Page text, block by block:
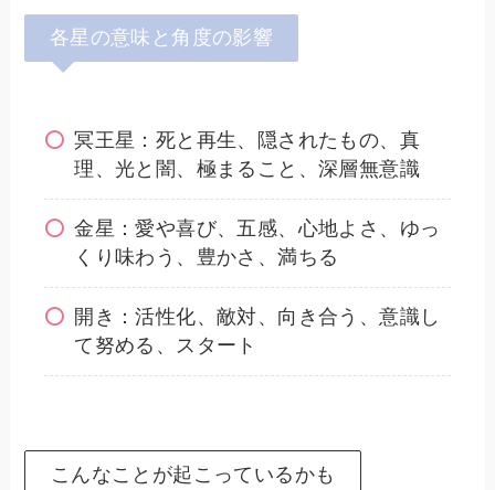
各星の意味と角度の影響
冥王星：死と再生、隠されたもの、真
理、光と闇、極まること、深層無意識
金星：愛や喜び、五感、心地よさ、ゆっ
くり味わう、豊かさ、満ちる
開き：活性化、敵対、向き合う、意識し
て努める、スタート
こんなことが起こっているかも